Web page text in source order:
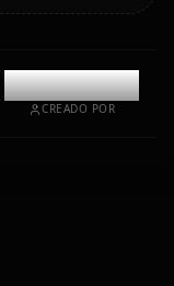
@kinayymon
CREADO POR